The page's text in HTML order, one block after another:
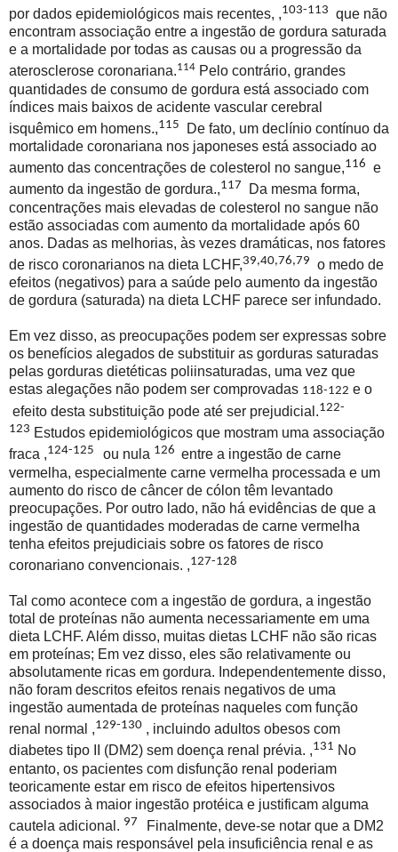
por dados epidemiológicos mais recentes, ,103-113 que não
encontram associação entre a ingestão de gordura saturada
e a mortalidade por todas as causas ou a progressão da
aterosclerose coronariana.114 Pelo contrário, grandes
quantidades de consumo de gordura está associado com
índices mais baixos de acidente vascular cerebral
isquêmico em homens.,115
De fato, um declínio contínuo da
mortalidade coronariana nos japoneses está associado ao
aumento das concentrações de colesterol no sangue,116 e
aumento da ingestão de gordura.,117
Da mesma forma,
concentrações mais elevadas de colesterol no sangue não
estão associadas com aumento da mortalidade após 60
anos. Dadas as melhorias, às vezes dramáticas, nos fatores
de risco coronarianos na dieta LCHF,39,40,76,79 o medo de
efeitos (negativos) para a saúde pelo aumento da ingestão
de gordura (saturada) na dieta LCHF parece ser infundado.
Em vez disso, as preocupações podem ser expressas sobre
os benefícios alegados de substituir as gorduras saturadas
pelas gorduras dietéticas poliinsaturadas, uma vez que
estas alegações não podem ser comprovadas 118-122 e o
efeito desta substituição pode até ser prejudicial.122-
123 Estudos epidemiológicos que mostram uma associação
fraca ,124-125 ou nula 126 entre a ingestão de carne
vermelha, especialmente carne vermelha processada e um
aumento do risco de câncer de cólon têm levantado
preocupações. Por outro lado, não há evidências de que a
ingestão de quantidades moderadas de carne vermelha
tenha efeitos prejudiciais sobre os fatores de risco
coronariano convencionais. ,127-128
Tal como acontece com a ingestão de gordura, a ingestão
total de proteínas não aumenta necessariamente em uma
dieta LCHF. Além disso, muitas dietas LCHF não são ricas
em proteínas; Em vez disso, eles são relativamente ou
absolutamente ricas em gordura. Independentemente disso,
não foram descritos efeitos renais negativos de uma
ingestão aumentada de proteínas naqueles com função
renal normal ,129-130 , incluindo adultos obesos com
diabetes tipo II (DM2) sem doença renal prévia. ,131 No
entanto, os pacientes com disfunção renal poderiam
teoricamente estar em risco de efeitos hipertensivos
associados à maior ingestão protéica e justificam alguma
cautela adicional. 97
Finalmente, deve-se notar que a DM2
é a doença mais responsável pela insuficiência renal e as